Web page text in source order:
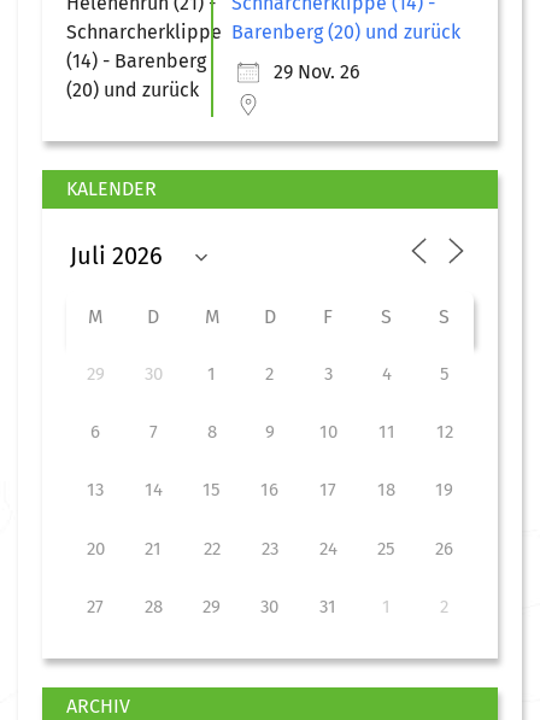
Barenberg (20) und zurück
29 Nov. 26
KALENDER
M D M D F S S
29 30 1 2 3 4 5
6 7 8 9 10 11 12
13 14 15 16 17 18 19
20 21 22 23 24 25 26
27 28 29 30 31 1 2
ARCHIV